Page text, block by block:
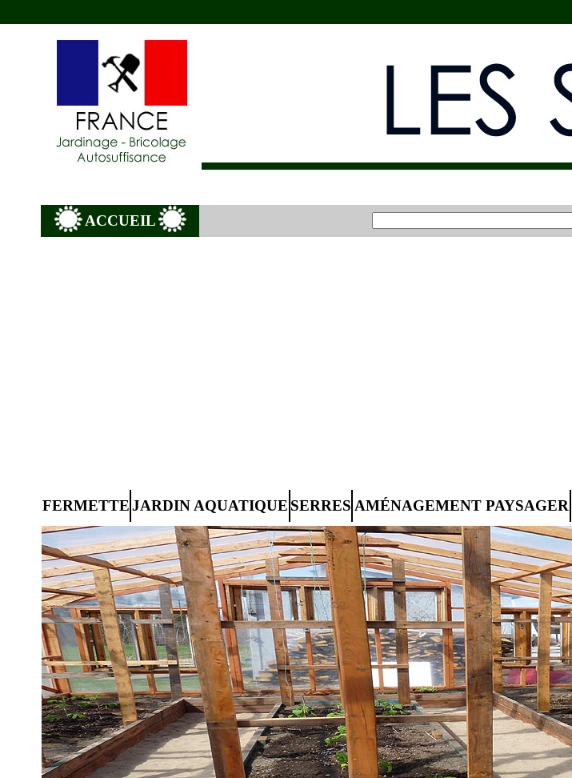
ACCUEIL
FERMETTEJARDIN AQUATIQUE SERRES AMÉNAGEMENT PAYSAGER